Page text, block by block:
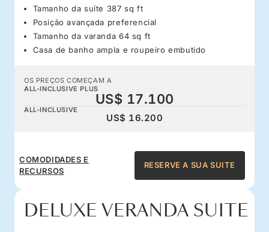
Tamanho da suíte 387 sq ft
Posição avançada preferencial
Tamanho da varanda 64 sq ft
Casa de banho ampla e roupeiro embutido
OS PREÇOS COMEÇAM A
ALL-INCLUSIVE PLUS
US$ 17.100
ALL-INCLUSIVE
US$ 16.200
COMODIDADES E
RECURSOS
RESERVE A SUA SUITE
DELUXE VERANDA SUITE